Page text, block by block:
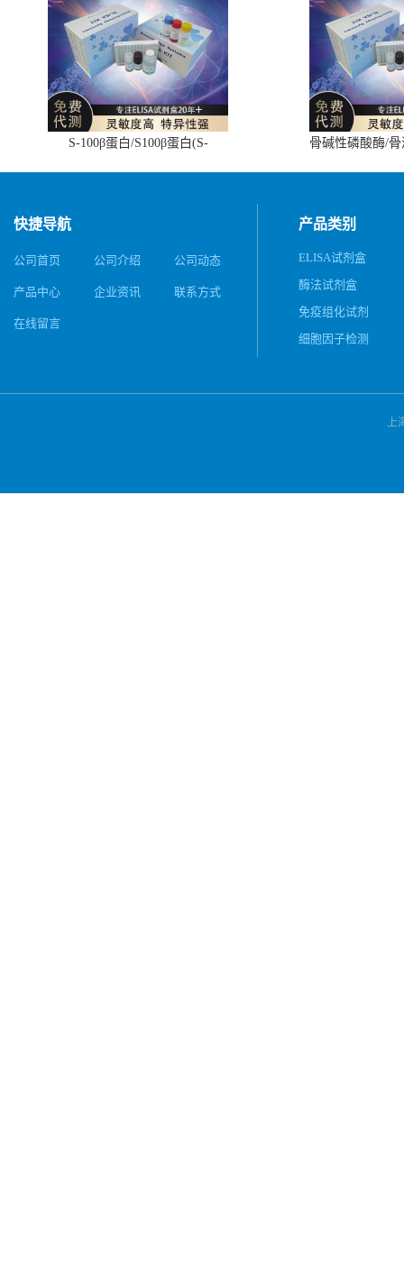
S-100β蛋白/S100β蛋白(S-
骨碱性磷酸酶/
快捷导航
公司首页 公司介绍 公司动态
产品中心 企业资讯 联系方式
在线留言
产品类别
ELISA试剂盒
酶法试剂盒
免疫组化试剂
细胞因子检测
上